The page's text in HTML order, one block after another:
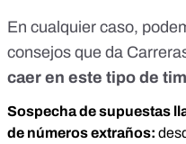
En cualquier caso,
consejos que da
caer en este tipo de
Sospecha de supuestas
de números extraños: